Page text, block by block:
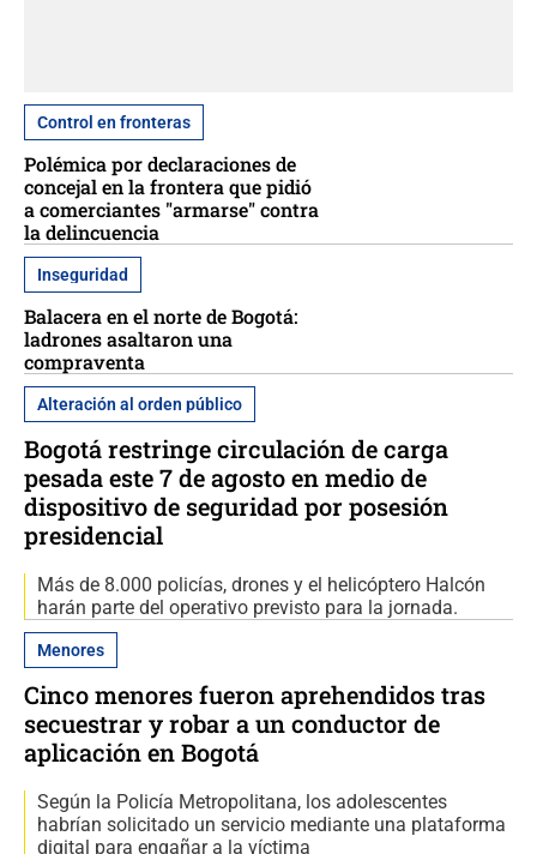
Control en fronteras
Polémica por declaraciones de
concejal en la frontera que pidió
a comerciantes "armarse" contra
la delincuencia
Inseguridad
Balacera en el norte de Bogotá:
ladrones asaltaron una
compraventa
Alteración al orden público
Bogotá restringe circulación de carga
pesada este 7 de agosto en medio de
dispositivo de seguridad por posesión
presidencial
Más de 8.000 policías, drones y el helicóptero Halcón
harán parte del operativo previsto para la jornada.
Menores
Cinco menores fueron aprehendidos tras
secuestrar y robar a un conductor de
aplicación en Bogotá
Según la Policía Metropolitana, los adolescentes
habrían solicitado un servicio mediante una plataforma
digital para engañar a la víctima